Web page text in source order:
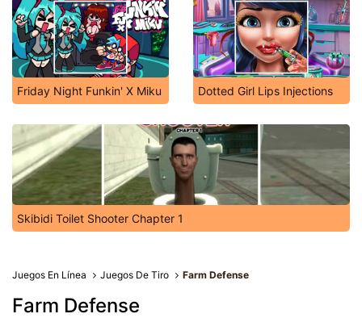
Friday Night Funkin' X Miku Dotted Girl Lips Injections
Skibidi Toilet Shooter Chapter 1
Juegos En Línea Juegos De Tiro Farm Defense
Farm Defense